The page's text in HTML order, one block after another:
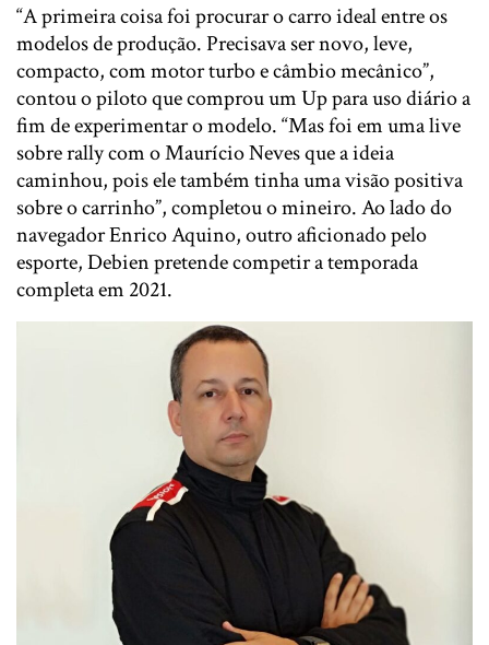
“A primeira coisa foi procurar o carro ideal entre os
modelos de produção. Precisava ser novo, leve,
compacto, com motor turbo e câmbio mecânico”,
contou o piloto que comprou um Up para uso diário a
fim de experimentar o modelo. “Mas foi em uma live
sobre rally com o Maurício Neves que a ideia
caminhou, pois ele também tinha uma visão positiva
sobre o carrinho”, completou o mineiro. Ao lado do
navegador Enrico Aquino, outro aficionado pelo
esporte, Debien pretende competir a temporada
completa em 2021.